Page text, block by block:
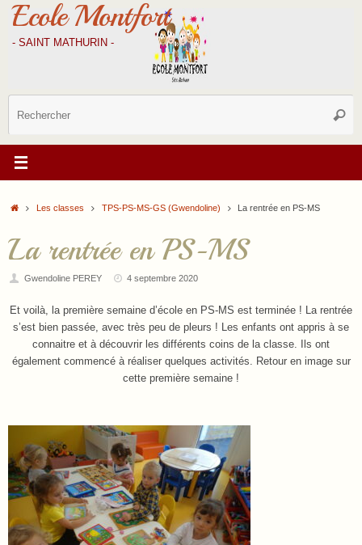
Passer
contenu
Ecole Montfort
- SAINT MATHURIN -
AccueilLes classes TPS-PS-MS-GS (Gwendoline) La rentrée en PS-MS
La rentrée en PS-MS
Gwendoline PEREY 4 septembre 2020
Et voilà, la première semaine d’école en PS-MS est terminée ! La rentrée
s’est bien passée, avec très peu de pleurs ! Les enfants ont appris à se
connaitre et à découvrir les différents coins de la classe. Ils ont
également commencé à réaliser quelques activités. Retour en image sur
cette première semaine !